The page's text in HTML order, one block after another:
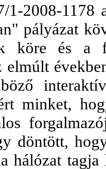
1-2008-1178
pályázat
köre és a
minket,
döntött,
hálózat